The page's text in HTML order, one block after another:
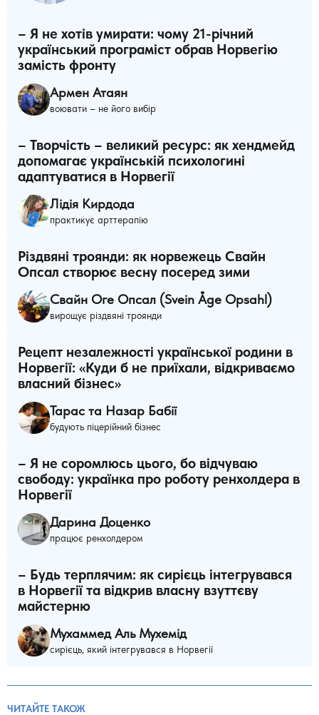
– Я не хотів умирати: чому 21-річний
український програміст обрав Норвегію
замість фронту
Армен Атаян
воювати – не його вибір
– Творчість – великий ресурс: як хендмейд
допомагає українській психологині
адаптуватися в Норвегії
Лідія Кирдода
практикує арттерапію
Різдвяні троянди: як норвежець Свайн
Опсал створює весну посеред зими
Свайн Оге Опсал (Svein Åge Opsahl)
вирощує різдвяні троянди
Рецепт незалежності української родини в
Норвегії: «Куди б не приїхали, відкриваємо
власний бізнес»
Тарас та Назар Бабії
будують піцерійний бізнес
– Я не соромлюсь цього, бо відчуваю
свободу: українка про роботу ренхолдера в
Норвегії
Дарина Доценко
працює ренхолдером
– Будь терплячим: як сирієць інтегрувався
в Норвегії та відкрив власну взуттєву
майстерню
Мухаммед Аль Мухемід
сирієць, який інтегрувався в Норвегії
ЧИТАЙТЕ ТАКОЖ